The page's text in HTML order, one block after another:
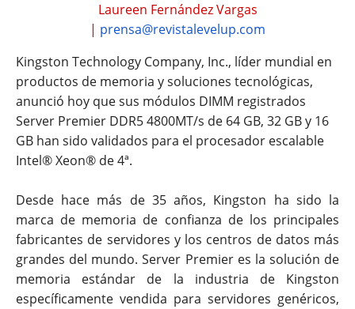
Laureen Fernández Vargas
| prensa@revistalevelup.com
Kingston Technology Company, Inc., líder mundial en
productos de memoria y soluciones tecnológicas,
anunció hoy que sus módulos DIMM registrados
Server Premier DDR5 4800MT/s de 64 GB, 32 GB y 16
GB han sido validados para el procesador escalable
Intel® Xeon® de 4ª.
Desde hace más de 35 años, Kingston ha sido la
marca de memoria de confianza de los principales
fabricantes de servidores y los centros de datos más
grandes del mundo. Server Premier es la solución de
memoria estándar de la industria de Kingston
específicamente vendida para servidores genéricos,